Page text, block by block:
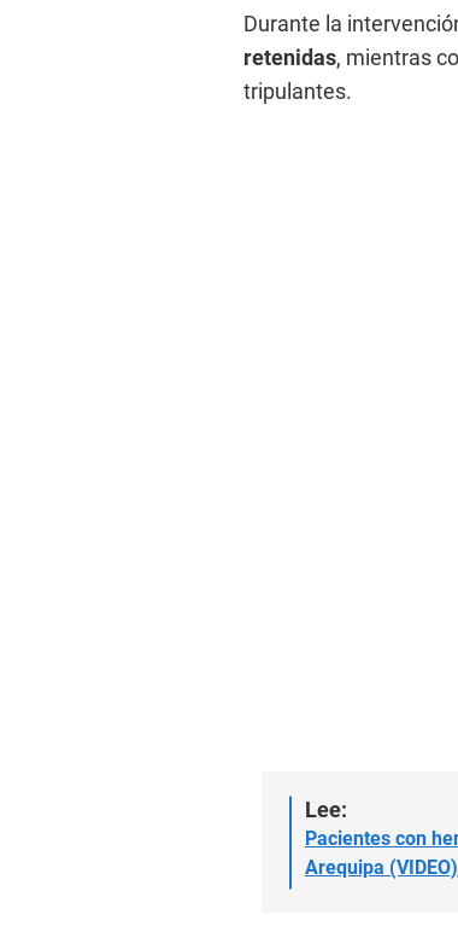
Durante la
retenidas, mientras
tripulantes.
Lee:
Pacientes con
Arequipa (VIDEO)